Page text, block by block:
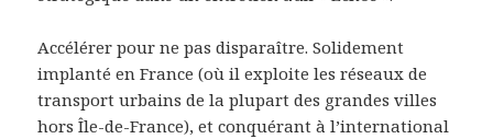
Accélérer pour ne pas disparaître. Solidement
implanté en France (où il exploite les réseaux de
transport urbains de la plupart des grandes villes
hors Île-de-France), et conquérant à l’international